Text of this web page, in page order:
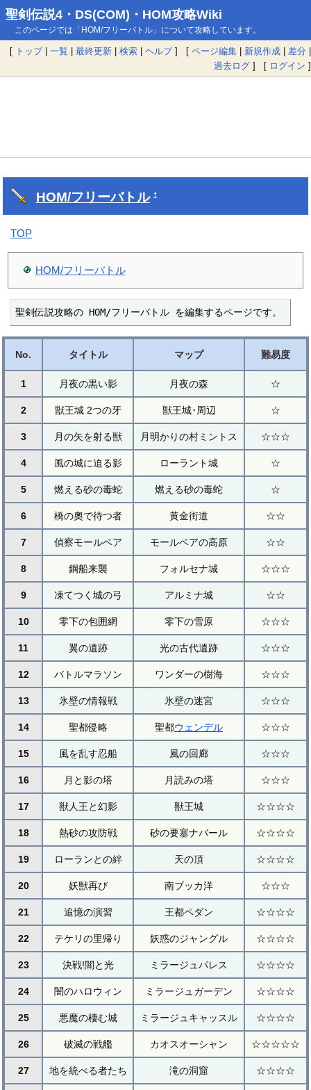
聖剣伝説4・DS(COM)・HOM攻略Wiki
このページでは「HOM/フリーバトル」について攻略しています。
[ トップ| 一覧 | 最終更新 | 検索 | ヘルプ] [ ページ編集 | 新規作成 | 差分 |
過去ログ ] [ ログイン ]
HOM/フリーバトル †
TOP
HOM/フリーバトル
聖剣伝説攻略の HOM/フリーバトル を編集するページです。
No. タイトル マップ 難易度
1 月夜の黒い影 月夜の森 ☆
2 獣王城 2つの牙 獣王城･周辺 ☆
3 月の矢を射る獣 月明かりの村ミントス ☆☆☆
4 風の城に迫る影 ローラント城 ☆
5 燃える砂の毒蛇 燃える砂の毒蛇 ☆
6 橋の奧で待つ者 黄金街道 ☆☆
7 偵察モールベア モールベアの高原 ☆☆
8 鋼船来襲 フォルセナ城 ☆☆☆
9 凍てつく城の弓 アルミナ城 ☆☆
10 零下の包囲網 零下の雪原 ☆☆☆
11 翼の遺跡 光の古代遺跡 ☆☆☆
12 バトルマラソン ワンダーの樹海 ☆☆☆
13 氷壁の情報戦 氷壁の迷宮 ☆☆☆
14 聖都侵略 聖都ウェンデル ☆☆☆
15 風を乱す忍船 風の回廊 ☆☆☆
16 月と影の塔 月読みの塔 ☆☆☆
17 獣人王と幻影 獣王城 ☆☆☆☆
18 熱砂の攻防戦 砂の要塞ナバール ☆☆☆☆
19 ローランとの絆 天の頂 ☆☆☆☆
20 妖獣再び 南ブッカ洋 ☆☆☆
21 追憶の演習 王都ペダン ☆☆☆☆
22 テケリの里帰り 妖惑のジャングル ☆☆☆☆
23 決戦!闇と光 ミラージュパレス ☆☆☆☆
24 闇のハロウィン ミラージュガーデン ☆☆☆☆
25 悪魔の棲む城 ミラージュキャッスル ☆☆☆☆
26 破滅の戦艦 カオスオーシャン ☆☆☆☆☆
27 地を統べる者たち 滝の洞窟 ☆☆☆☆